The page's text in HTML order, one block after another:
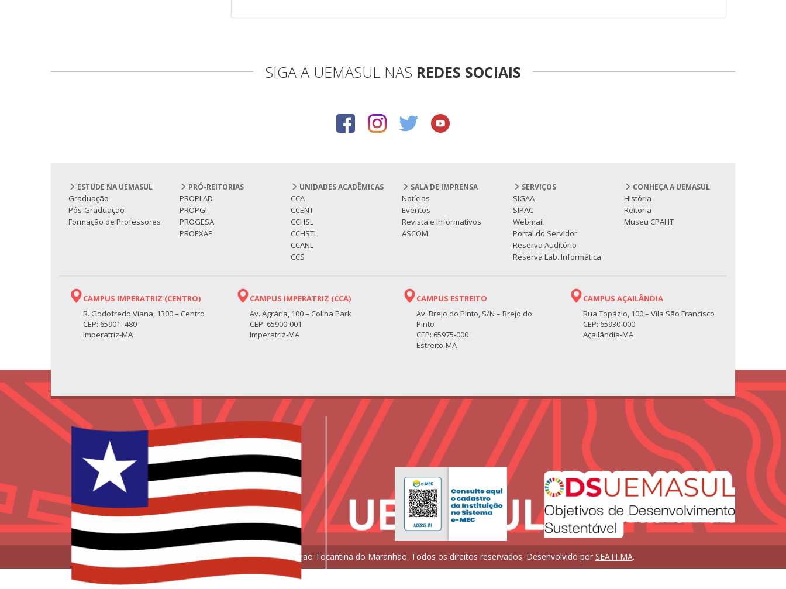
pdf
SIGA A UEMASUL NAS REDES SOCIAIS
ESTUDE NA UEMASUL
Graduação
Pós-Graduação
Formação de Professores
PRÓ-REITORIAS
PROPLAD
PROPGI
PROGESA
PROEXAE
UNIDADES ACADÊMICAS
CCA
CCENT
CCHSL
CCHSTL
CCANL
CCS
SALA DE IMPRENSA
Notícias
Eventos
Revista e Informativos
ASCOM
SERVIÇOS
SIGAA
SIPAC
Webmail
Portal do Servidor
Reserva Auditório
Reserva Lab. Informática
CONHEÇA A UEMASUL
História
Reitoria
Museu CPAHT
CAMPUS IMPERATRIZ (CENTRO)
R. Godofredo Viana, 1300 – Centro
CEP: 65901- 480
Imperatriz-MA
CAMPUS IMPERATRIZ (CCA)
Av. Agrária, 100 – Colina Park
CEP: 65900-001
Imperatriz-MA
CAMPUS ESTREITO
Av. Brejo do Pinto, S/N – Brejo do
Pinto
CEP: 65975-000
Estreito-MA
CAMPUS AÇAILÂNDIA
Rua Topázio, 100 – Vila São Francisco
CEP: 65930-000
Açailândia-MA
© 2022 – Universidade Estadual da Região Tocantina do Maranhão. Todos os direitos reservados. Desenvolvido por SEATI MA.